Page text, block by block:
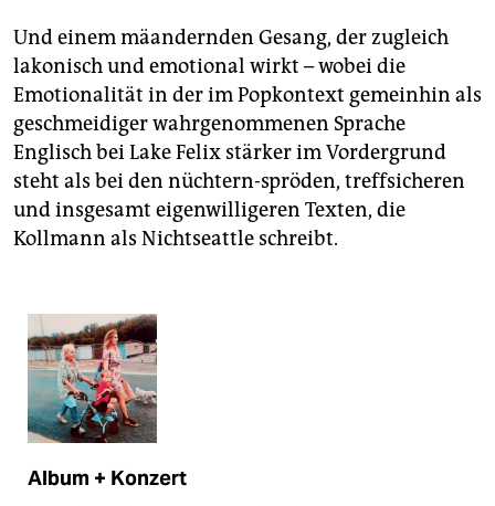
Und einem mäandernden Gesang, der zugleich
lakonisch und emotional wirkt – wobei die
Emotionalität in der im Popkontext gemeinhin als
geschmeidiger wahrgenommenen Sprache
Englisch bei Lake Felix stärker im Vordergrund
steht als bei den nüchtern-spröden, treffsicheren
und insgesamt eigenwilligeren Texten, die
Kollmann als Nichtseattle schreibt.
Album + Konzert